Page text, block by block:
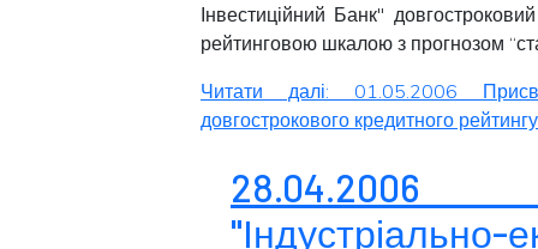
Інвестиційний Банк"
рейтинговою шкалою з прогнозом “
Читати далі: 01.05.2006
довгострокового кредитного